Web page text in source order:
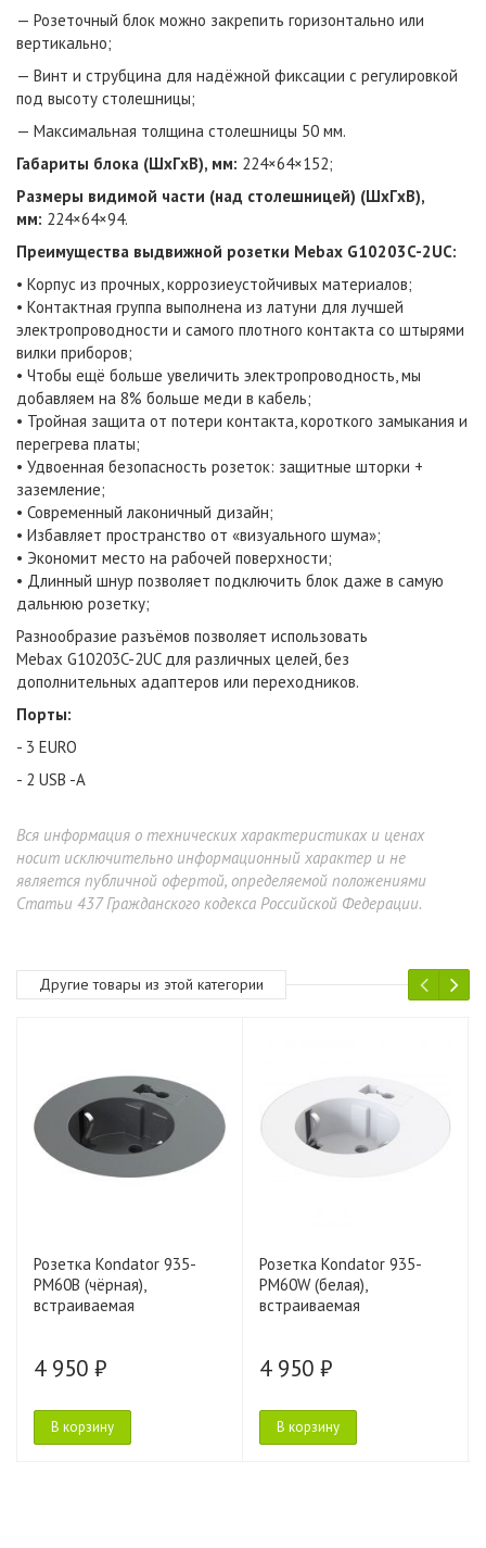
— Розеточный блок можно закрепить горизонтально или
вертикально;
— Винт и струбцина для надёжной фиксации с регулировкой
под высоту столешницы;
— Максимальная толщина столешницы 50 мм.
Габариты блока (ШxГxВ), мм: 224×64×152;
Размеры видимой части (над столешницей) (ШxГxВ),
мм: 224×64×94.
Преимущества выдвижной розетки Mebax G10203C-2UC:
• Корпус из прочных, коррозиеустойчивых материалов;
• Контактная группа выполнена из латуни для лучшей
электропроводности и самого плотного контакта со штырями
вилки приборов;
• Чтобы ещё больше увеличить электропроводность, мы
добавляем на 8% больше меди в кабель;
• Тройная защита от потери контакта, короткого замыкания и
перегрева платы;
• Удвоенная безопасность розеток: защитные шторки +
заземление;
• Современный лаконичный дизайн;
• Избавляет пространство от «визуального шума»;
• Экономит место на рабочей поверхности;
• Длинный шнур позволяет подключить блок даже в самую
дальнюю розетку;
Разнообразие разъёмов позволяет использовать
Mebax G10203C-2UC для различных целей, без
дополнительных адаптеров или переходников.
Порты:
- 3 EURO
- 2 USB -A
Вся информация о технических характеристиках и ценах
носит исключительно информационный характер и не
является публичной офертой, определяемой положениями
Статьи 437 Гражданского кодекса Российской Федерации.
Другие товары из этой категории
Розетка Kondator 935-
PM60B (чёрная),
встраиваемая
4 950 ₽
В корзину
Розетка Kondator 935-
PM60W (белая),
встраиваемая
4 950 ₽
В корзину